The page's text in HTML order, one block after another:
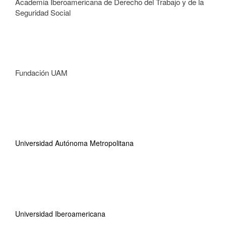
Seguridad Social
Fundación UAM
Universidad Autónoma Metropolitana
Universidad Iberoamericana